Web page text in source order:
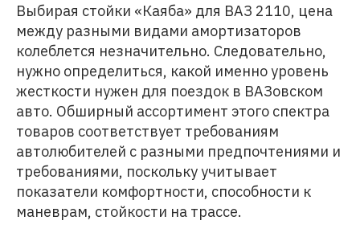
Выбирая стойки «Каяба» для ВАЗ 2110, цена
между разными видами амортизаторов
колеблется незначительно. Следовательно,
нужно определиться, какой именно уровень
жесткости нужен для поездок в ВАЗовском
авто. Обширный ассортимент этого спектра
товаров соответствует требованиям
автолюбителей с разными предпочтениями и
требованиями, поскольку учитывает
показатели комфортности, способности к
маневрам, стойкости на трассе.